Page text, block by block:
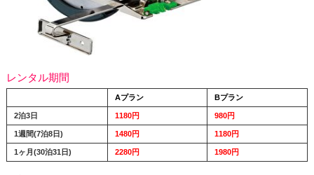
レンタル期間
Aプラン Bプラン
2泊3日 1180円 980円
1週間(7泊8日) 1480円 1180円
1ヶ月(30泊31日) 2280円 1980円